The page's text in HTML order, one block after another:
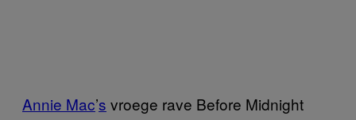
Annie Mac’s vroege rave Before Midnight